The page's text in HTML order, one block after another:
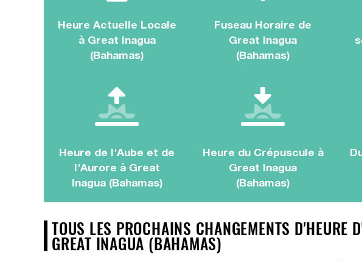
Heure Actuelle Locale
à Great Inagua
(Bahamas)
Fuseau Horaire de
Great Inagua
(Bahamas)
Heure de l'Aube et de
l'Aurore à Great
Inagua (Bahamas)
Heure du Crépuscule à
Great Inagua
(Bahamas)
TOUS LES PROCHAINS CHANGEMENTS
GREAT INAGUA (BAHAMAS)